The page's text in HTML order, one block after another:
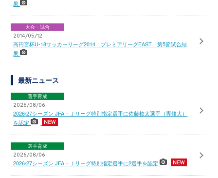
果
大会・試合
2014/05/12
高円宮杯U-18サッカーリーグ2014 プレミアリーグEAST 第5節試合結
果
最新ニュース
選手育成
2026/08/06
2026/27シーズン JFA・Ｊリーグ特別指定選手に佐藤柚太選手（専修大）
を認定
選手育成
2026/08/06
2026/27シーズン JFA・Ｊリーグ特別指定選手に2選手を認定